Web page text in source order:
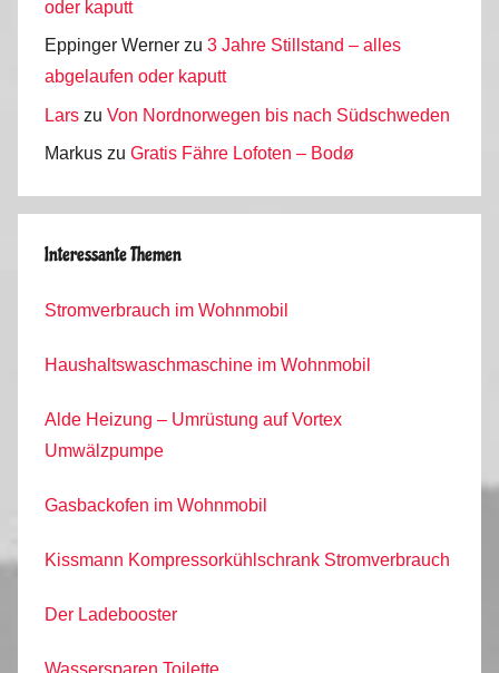
oder kaputt
Eppinger Werner zu 3 Jahre Stillstand – alles
abgelaufen oder kaputt
Lars zu Von Nordnorwegen bis nach Südschweden
Markus zu Gratis Fähre Lofoten – Bodø
Interessante Themen
Stromverbrauch im Wohnmobil
Haushaltswaschmaschine im Wohnmobil
Alde Heizung – Umrüstung auf Vortex
Umwälzpumpe
Gasbackofen im Wohnmobil
Kissmann Kompressorkühlschrank Stromverbrauch
Der Ladebooster
Wassersparen Toilette